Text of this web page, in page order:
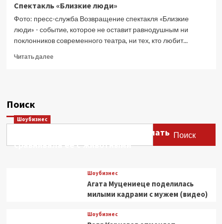
Спектакль «Близкие люди»
Фото: пресс-служба Возвращение спектакля «Близкие
люди» - событие, которое не оставит равнодушным ни
поклонников современного театра, ни тех, кто любит...
Читать далееПрочитать
Поиск
Поиск
Шоубизнес
Этери Тутберидзе заявила, что мать
сравнивала ее с животными
Шоубизнес
Агата Муцениеце поделилась
милыми кадрами с мужем (видео)
Шоубизнес